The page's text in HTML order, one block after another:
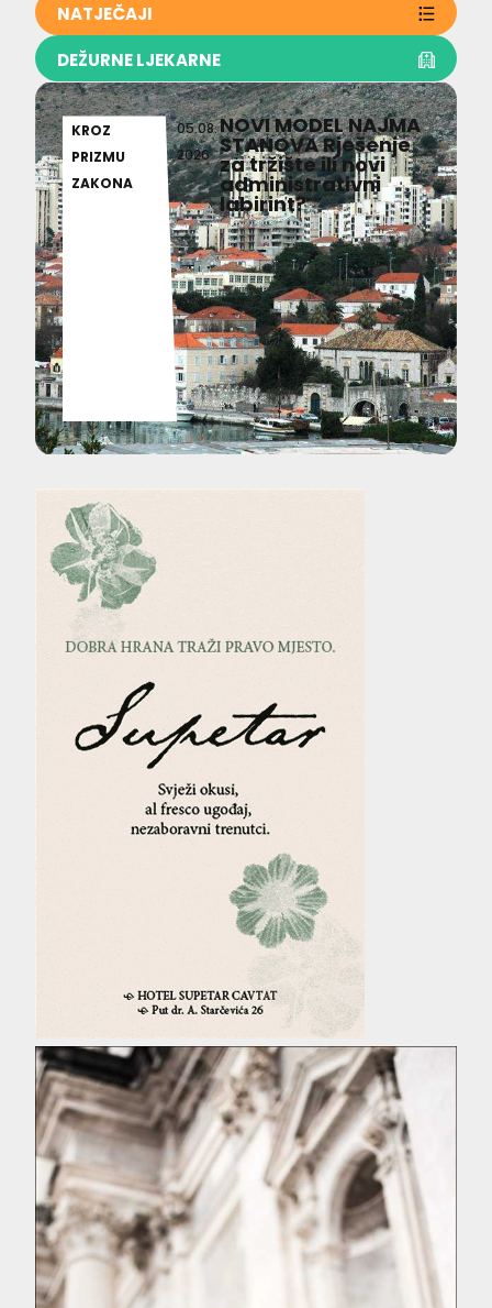
NATJEČAJI
DEŽURNE LJEKARNE
KROZ
PRIZMU
ZAKONA
05.08.
2026
NOVI MODEL NAJMA
STANOVA Rješenje
za tržište ili novi
administrativni
labirint?